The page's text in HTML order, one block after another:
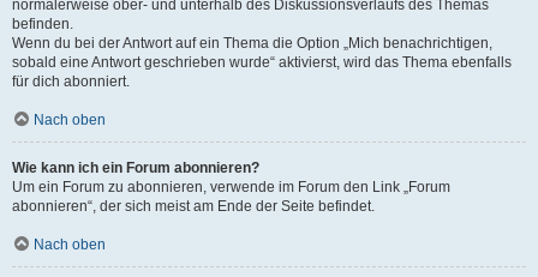
normalerweise ober- und unterhalb des Diskussionsverlaufs des Themas
befinden.
Wenn du bei der Antwort auf ein Thema die Option „Mich benachrichtigen,
sobald eine Antwort geschrieben wurde“ aktivierst, wird das Thema ebenfalls
für dich abonniert.
Nach oben
Wie kann ich ein Forum abonnieren?
Um ein Forum zu abonnieren, verwende im Forum den Link „Forum
abonnieren“, der sich meist am Ende der Seite befindet.
Nach oben